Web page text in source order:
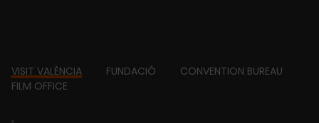
Footer
VISIT VALÈNCIA FUNDACIÓ
CONVENTION BUREAU
FILM OFFICE